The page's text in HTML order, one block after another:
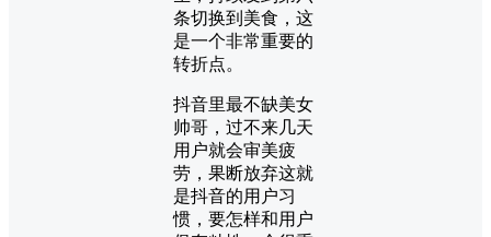
条切换到美食，这
是一个非常重要的
转折点。
抖音里最不缺美女
帅哥，过不来几天
用户就会审美疲
劳，果断放弃这就
是抖音的用户习
惯，要怎样和用户